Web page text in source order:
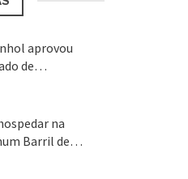
aprovou
de…
na
Barril de…